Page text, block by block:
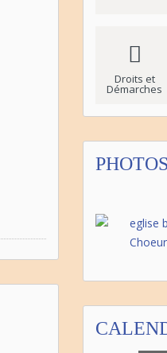
Droits et
Démarches